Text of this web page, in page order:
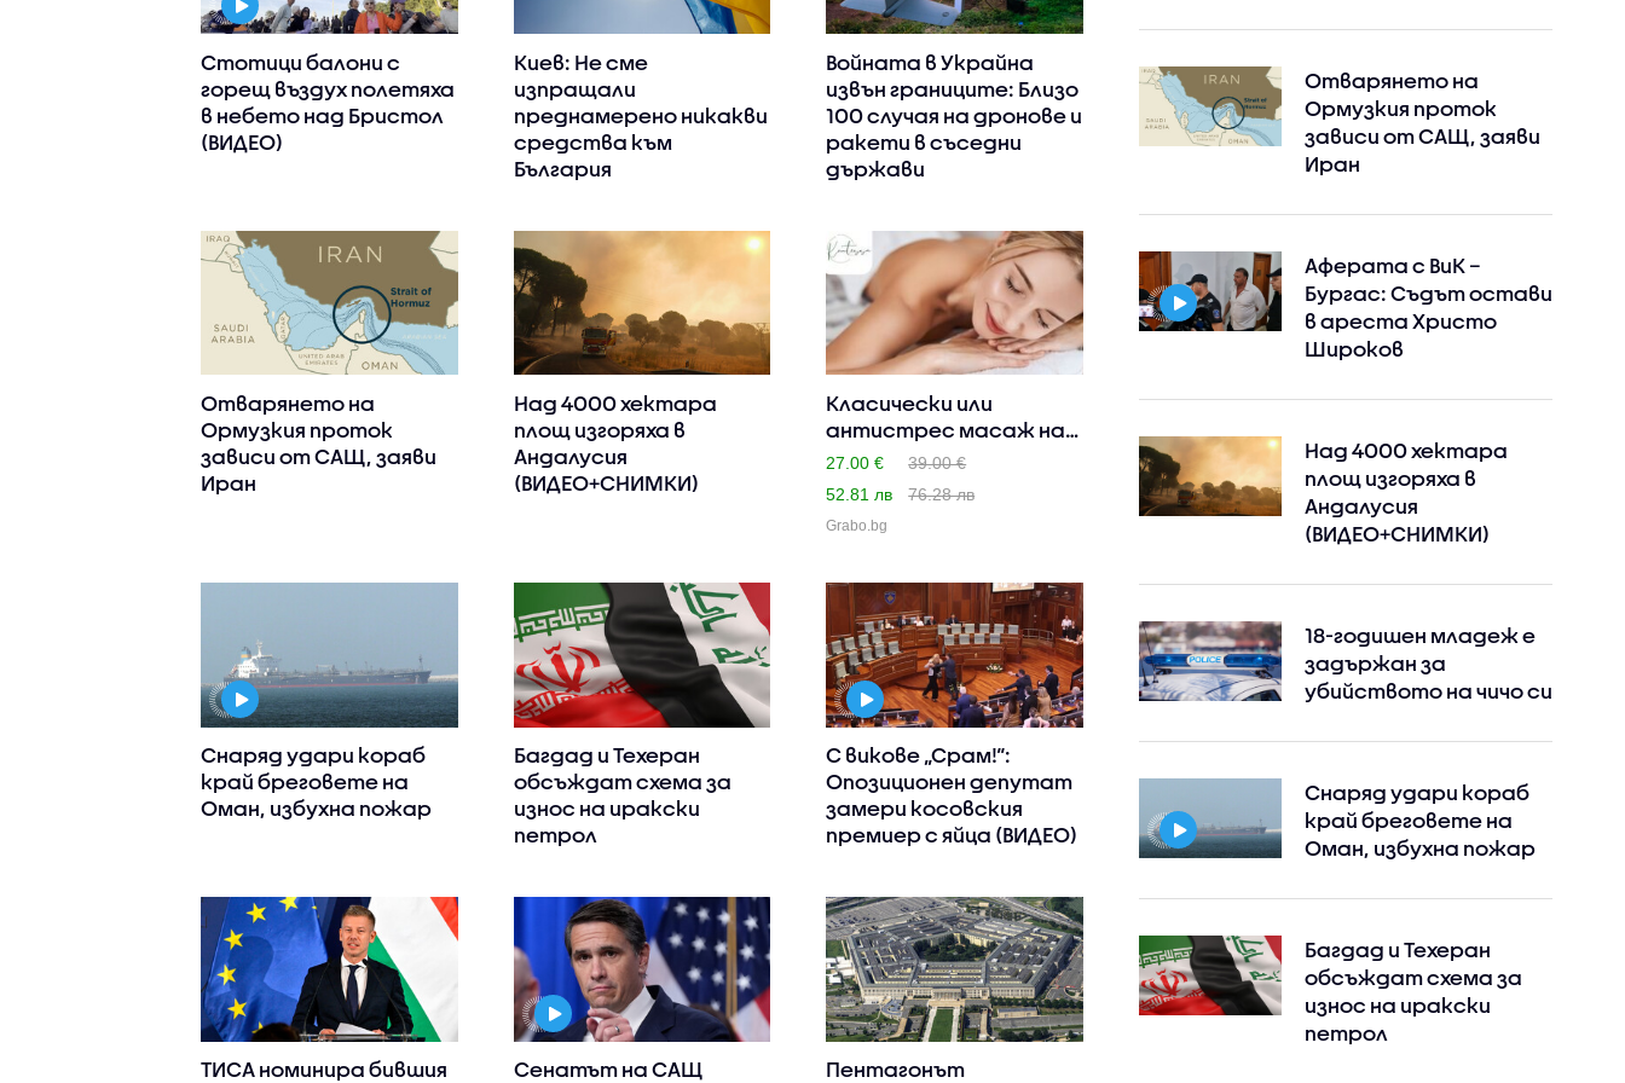
Стотици балони с
горещ въздух полетяха
в небето над Бристол
(ВИДЕО)
Киев: Не сме
изпращали
преднамерено никакви
средства към
България
Войната в Украйна
извън границите: Близо
100 случая на дронове и
ракети в съседни
държави
Отварянето на
Ормузкия проток
зависи от САЩ, заяви
Иран
Над 4000 хектара
площ изгоряха в
Андалусия
(ВИДЕО+СНИМКИ)
Класически или
антистрес масаж на
цяло тяло,..
27.00 €
39.00 €
52.81 лв
76.28 лв
Grabo.bg
Снаряд удари кораб
край бреговете на
Оман, избухна пожар
Багдад и Техеран
обсъждат схема за
износ на иракски
петрол
С викове „Срам!“:
Опозиционен депутат
замери косовския
премиер с яйца (ВИДЕО)
ТИСА номинира бившия Сенатът на САЩ Пентагонът
Отварянето на
Ормузкия проток
зависи от САЩ, заяви
Иран
Аферата с ВиК –
Бургас: Съдът остави
в ареста Христо
Широков
Над 4000 хектара
площ изгоряха в
Андалусия
(ВИДЕО+СНИМКИ)
18-годишен младеж е
задържан за
убийството на чичо си
Снаряд удари кораб
край бреговете на
Оман, избухна пожар
Багдад и Техеран
обсъждат схема за
износ на иракски
петрол